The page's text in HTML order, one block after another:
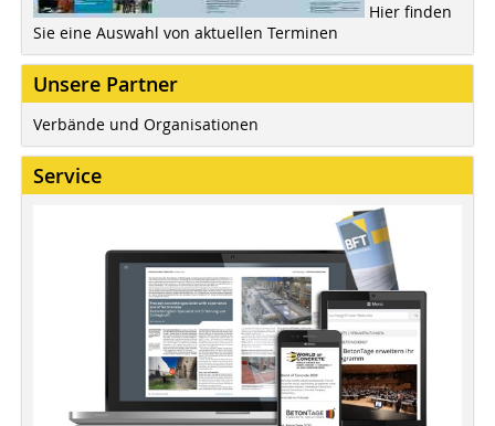
Hier finden
Sie eine Auswahl von aktuellen Terminen
Unsere Partner
Verbände und Organisationen
Service